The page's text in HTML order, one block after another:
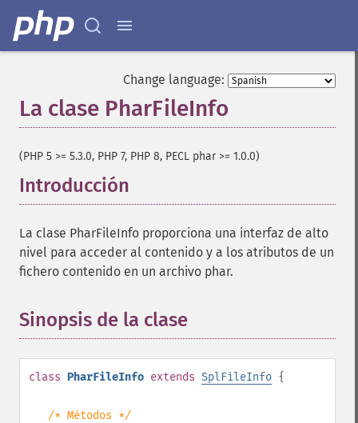
Change language:
La clase PharFileInfo
(PHP 5 >= 5.3.0, PHP 7, PHP 8, PECL phar >= 1.0.0)
Introducción
La clase PharFileInfo proporciona una interfaz de alto
nivel para acceder al contenido y a los atributos de un
fichero contenido en un archivo phar.
Sinopsis de la clase
class PharFileInfo extends SplFileInfo {
/* Métodos */